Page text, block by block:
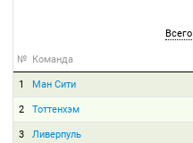
Всего
№ Команда
1 Ман Сити
2 Тоттенхэм
3 Ливерпуль